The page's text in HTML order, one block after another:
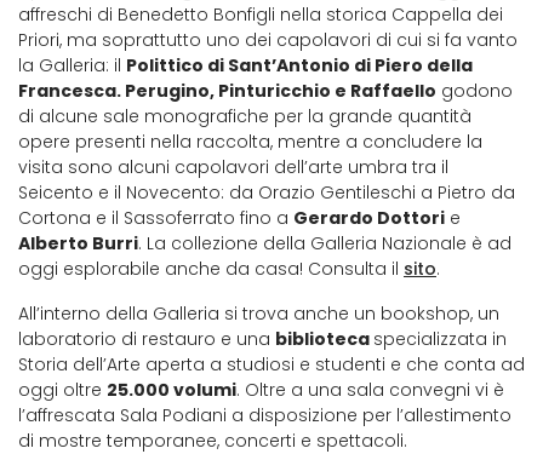
affreschi di Benedetto Bonfigli nella storica Cappella dei
Priori, ma soprattutto uno dei capolavori di cui si fa vanto
la Galleria: il Polittico di Sant’Antonio di Piero della
Francesca. Perugino, Pinturicchio e Raffaello godono
di alcune sale monografiche per la grande quantità
opere presenti nella raccolta, mentre a concludere la
visita sono alcuni capolavori dell’arte umbra tra il
Seicento e il Novecento: da Orazio Gentileschi a Pietro da
Cortona e il Sassoferrato fino a Gerardo Dottori e
Alberto Burri. La collezione della Galleria Nazionale è ad
oggi esplorabile anche da casa! Consulta il sito.
All’interno della Galleria si trova anche un bookshop, un
laboratorio di restauro e una biblioteca specializzata in
Storia dell’Arte aperta a studiosi e studenti e che conta ad
oggi oltre 25.000 volumi. Oltre a una sala convegni vi è
l’affrescata Sala Podiani a disposizione per l’allestimento
di mostre temporanee, concerti e spettacoli.